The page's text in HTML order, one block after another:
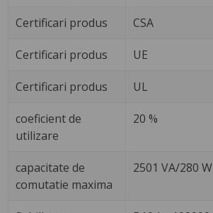
Certificari produs CSA
Certificari produs UE
Certificari produs UL
coeficient de
utilizare
20 %
capacitate de
comutatie maxima
2501 VA/280 W